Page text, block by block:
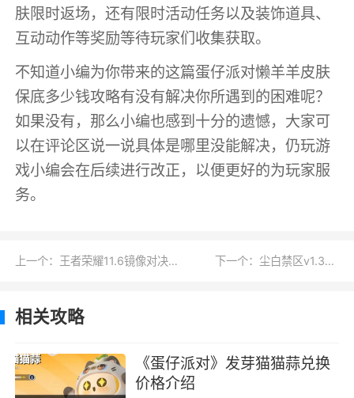
肤限时返场，还有限时活动任务以及装饰道具、
互动动作等奖励等待玩家们收集获取。
不知道小编为你带来的这篇蛋仔派对懒羊羊皮肤
保底多少钱攻略有没有解决你所遇到的困难呢？
如果没有，那么小编也感到十分的遗憾，大家可
以在评论区说一说具体是哪里没能解决，仍玩游
戏小编会在后续进行改正，以便更好的为玩家服
务。
上一个：王者荣耀11.6镜像对决活动玩法攻略详情 下一个：尘白禁区v1.3角色养成指南
相关攻略
《蛋仔派对》发芽猫猫蒜兑换
价格介绍